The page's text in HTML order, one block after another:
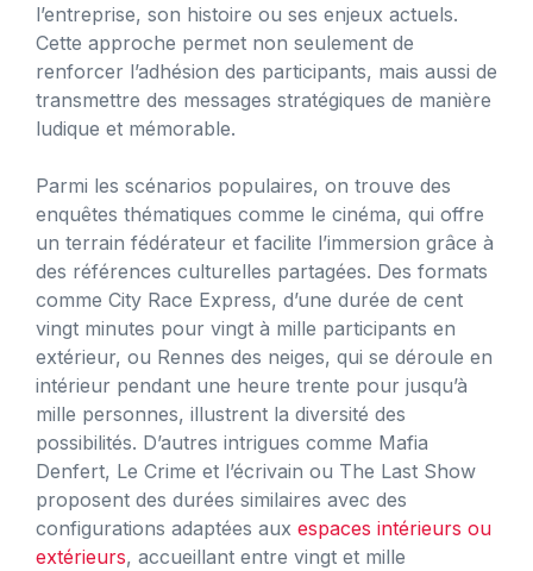
l’entreprise, son histoire ou ses enjeux actuels.
Cette approche permet non seulement de
renforcer l’adhésion des participants, mais aussi de
transmettre des messages stratégiques de manière
ludique et mémorable.
Parmi les scénarios populaires, on trouve des
enquêtes thématiques comme le cinéma, qui offre
un terrain fédérateur et facilite l’immersion grâce à
des références culturelles partagées. Des formats
comme City Race Express, d’une durée de cent
vingt minutes pour vingt à mille participants en
extérieur, ou Rennes des neiges, qui se déroule en
intérieur pendant une heure trente pour jusqu’à
mille personnes, illustrent la diversité des
possibilités. D’autres intrigues comme Mafia
Denfert, Le Crime et l’écrivain ou The Last Show
proposent des durées similaires avec des
configurations adaptées aux espaces intérieurs ou
extérieurs, accueillant entre vingt et mille